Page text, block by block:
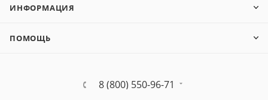
ИНФОРМАЦИЯ
ПОМОЩЬ
8 (800) 550-96-71